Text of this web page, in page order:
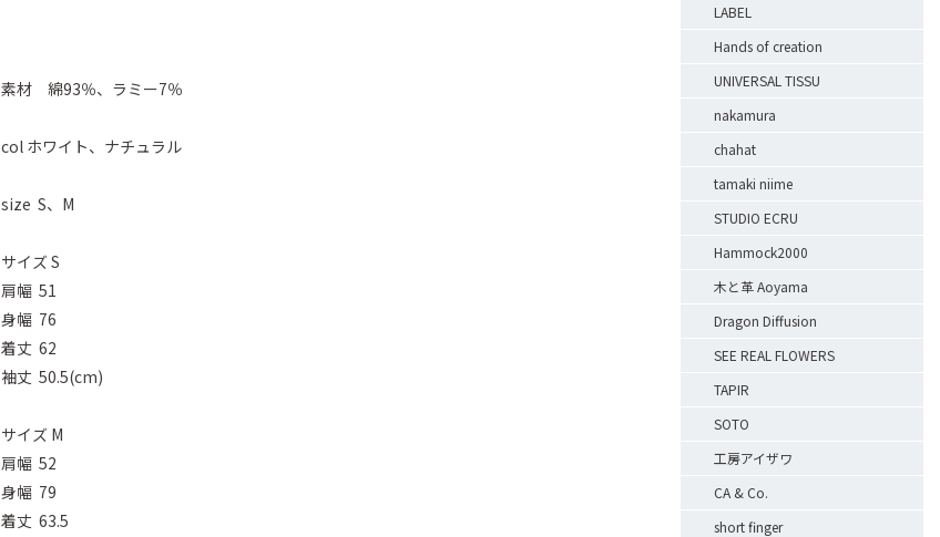
素材 綿93％、ラミー7％
col ホワイト、ナチュラル
size S、M
サイズ S
肩幅 51
身幅 76
着丈 62
袖丈 50.5(cm)
サイズ M
肩幅 52
身幅 79
着丈 63.5
LABEL
Hands of creation
UNIVERSAL TISSU
nakamura
chahat
tamaki niime
STUDIO ECRU
Hammock2000
木と革 Aoyama
Dragon Diffusion
SEE REAL FLOWERS
TAPIR
SOTO
工房アイザワ
CA & Co.
short finger